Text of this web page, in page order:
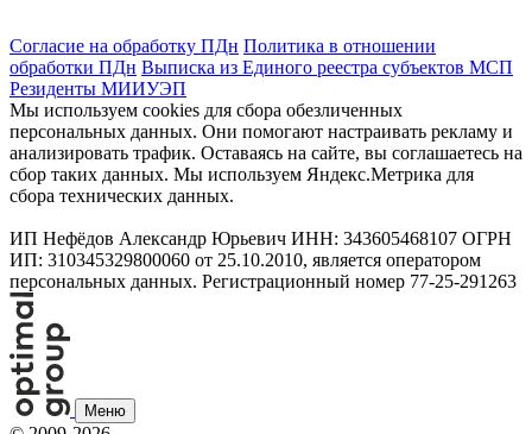
Согласие на обработку ПДн Политика в отношении
обработки ПДн Выписка из Единого реестра субъектов МСП
Резиденты МИИУЭП
Мы используем cookies для сбора обезличенных
персональных данных. Они помогают настраивать рекламу и
анализировать трафик. Оставаясь на сайте, вы соглашаетесь на
сбор таких данных. Мы используем Яндекс.Метрика для
сбора технических данных.
ИП Нефёдов Александр Юрьевич ИНН: 343605468107 ОГРН
ИП: 310345329800060 от 25.10.2010, является оператором
персональных данных. Регистрационный номер 77-25-291263
Меню